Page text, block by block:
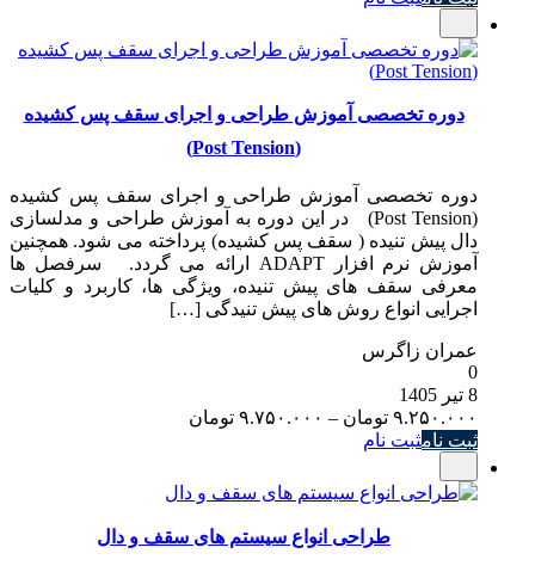
۱۶.۷۰۰.۰۰۰ تومان
دوره تخصصی آموزش طراحی و اجرای سقف پس کشیده
(Post Tension)
دوره تخصصی آموزش طراحی و اجرای سقف پس کشیده
(Post Tension) در این دوره به آموزش طراحی و مدلسازی
دال پیش تنیده ( سقف پس کشیده) پرداخته می شود. همچنین
آموزش نرم افزار ADAPT ارائه می گردد. سرفصل ها
معرفی سقف های پیش تنیده، ویژگی ها، کاربرد و کلیات
اجرایی انواع روش های پیش تنیدگی […]
عمران زاگرس
0
8 تیر 1405
۹.۲۵۰.۰۰۰ تومان – ۹.۷۵۰.۰۰۰ تومان
through
۹.۷۵۰.۰۰۰ تومان
ثبت نامثبت نام
طراحی انواع سیستم های سقف و دال